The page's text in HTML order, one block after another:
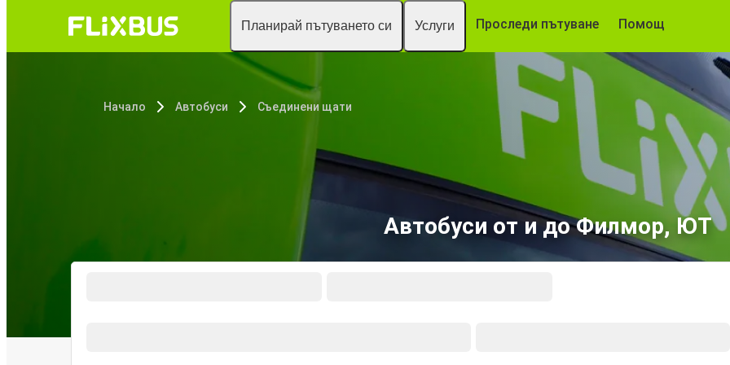
Планирай пътуването си Услуги Проследи пътуване Помощ
Начало Автобуси Съединени щати
Автобуси от и до Филмор, ЮТ